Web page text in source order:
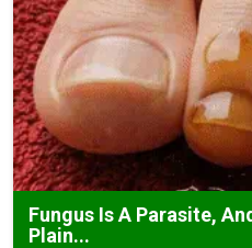
Fungus Is A Parasite,
Plain...